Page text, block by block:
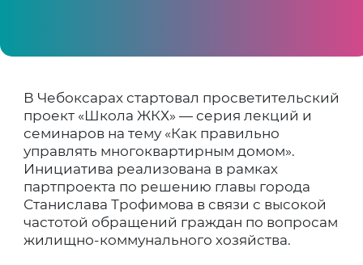
В Чебоксарах стартовал просветительский
проект «Школа ЖКХ» — серия лекций и
семинаров на тему «Как правильно
управлять многоквартирным домом».
Инициатива реализована в рамках
партпроекта по решению главы города
Станислава Трофимова в связи с высокой
частотой обращений граждан по вопросам
жилищно-коммунального хозяйства.